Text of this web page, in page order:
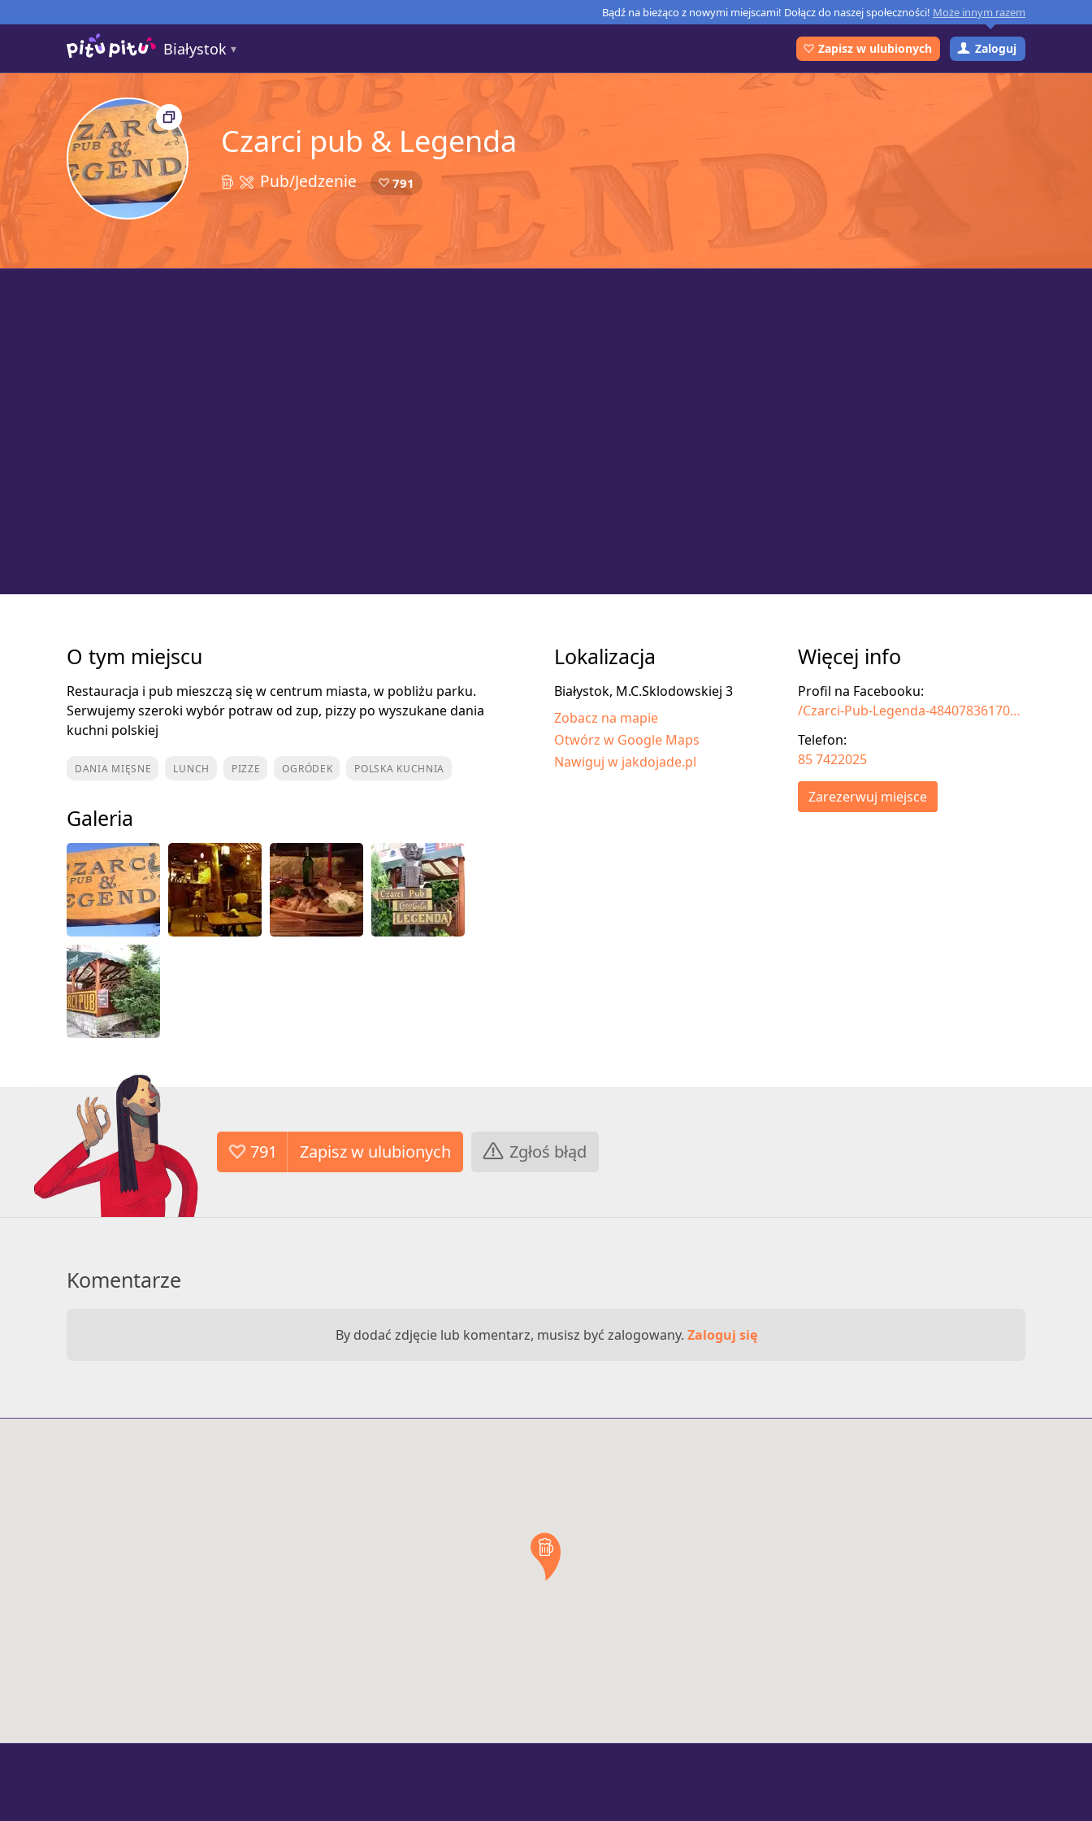
Bądź na bieżąco z nowymi miejscami! Dołącz do naszej społeczności! Może innym razem
Białystok Zaloguj
Czarci pub & Legenda
25 Pub/Jedzenie 791
O tym miejscu
Restauracja i pub mieszczą się w centrum miasta, w pobliżu parku.
Serwujemy szeroki wybór potraw od zup, pizzy po wyszukane dania
kuchni polskiej
DANIA MIĘSNE LUNCH PIZZE OGRÓDEK POLSKA KUCHNIA
Galeria
Lokalizacja
Białystok, M.C.Sklodowskiej 3
Zobacz na mapie
Otwórz w Google Maps
Nawiguj w jakdojade.pl
Więcej info
Profil na Facebooku:
/Czarci-Pub-Legenda-484078361702339
Telefon:
85 7422025
Zarezerwuj miejsce
791 Zgłoś błąd
Komentarze
By dodać zdjęcie lub komentarz, musisz być zalogowany. Zaloguj się